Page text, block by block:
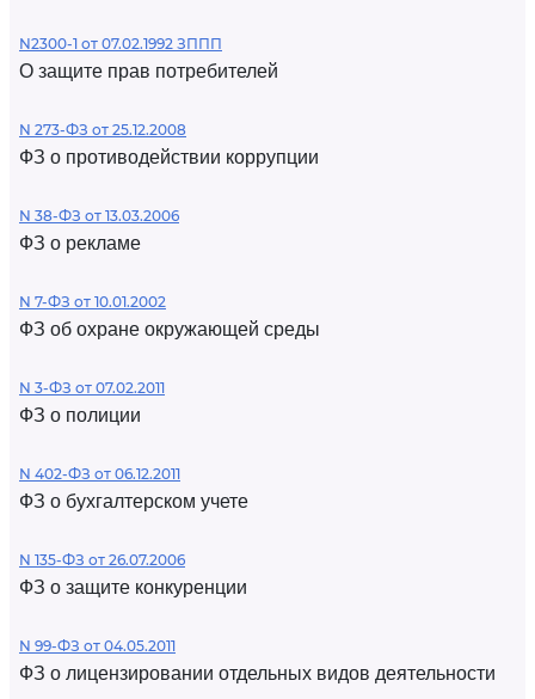
N2300-1 от 07.02.1992 ЗППП
О защите прав потребителей
N 273-ФЗ от 25.12.2008
ФЗ о противодействии коррупции
N 38-ФЗ от 13.03.2006
ФЗ о рекламе
N 7-ФЗ от 10.01.2002
ФЗ об охране окружающей среды
N 3-ФЗ от 07.02.2011
ФЗ о полиции
N 402-ФЗ от 06.12.2011
ФЗ о бухгалтерском учете
N 135-ФЗ от 26.07.2006
ФЗ о защите конкуренции
N 99-ФЗ от 04.05.2011
ФЗ о лицензировании отдельных видов деятельности